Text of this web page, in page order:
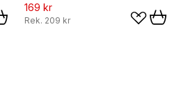
169 kr
Rek. 209 kr